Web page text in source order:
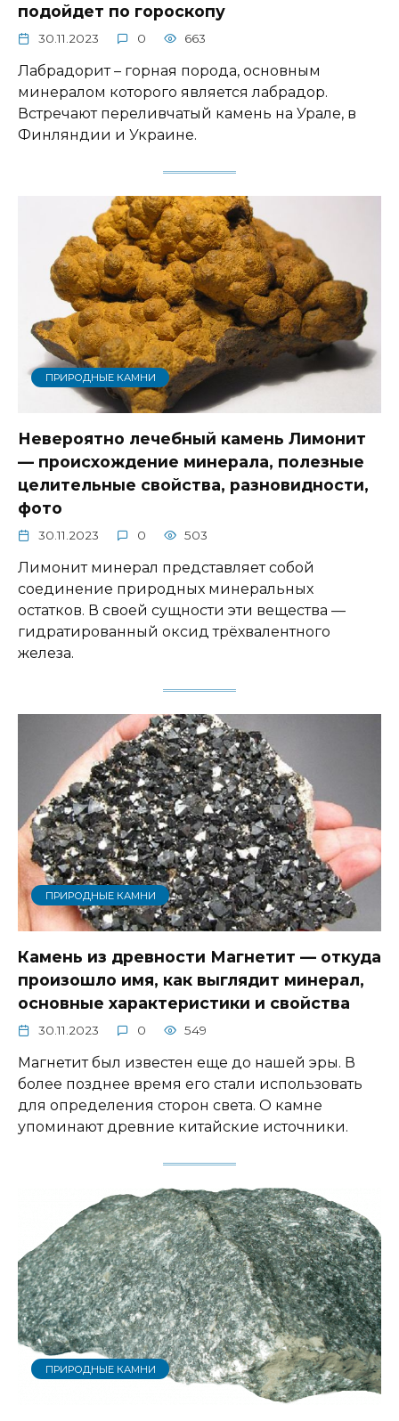
подойдет по гороскопу
30.11.2023 0 663
Лабрадорит – горная порода, основным
минералом которого является лабрадор.
Встречают переливчатый камень на Урале, в
Финляндии и Украине.
ПРИРОДНЫЕ КАМНИ
Невероятно лечебный камень Лимонит
— происхождение минерала, полезные
целительные свойства, разновидности,
фото
30.11.2023 0 503
Лимонит минерал представляет собой
соединение природных минеральных
остатков. В своей сущности эти вещества —
гидратированный оксид трёхвалентного
железа.
ПРИРОДНЫЕ КАМНИ
Камень из древности Магнетит — откуда
произошло имя, как выглядит минерал,
основные характеристики и свойства
30.11.2023 0 549
Магнетит был известен еще до нашей эры. В
более позднее время его стали использовать
для определения сторон света. О камне
упоминают древние китайские источники.
ПРИРОДНЫЕ КАМНИ